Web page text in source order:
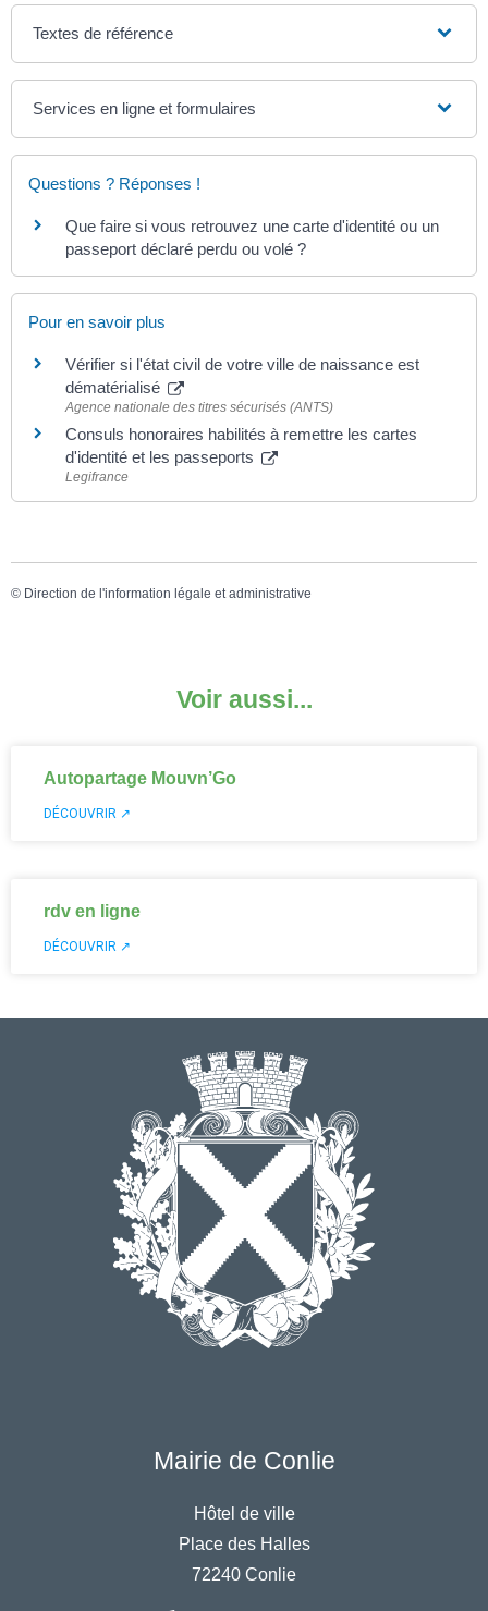
Textes de référence
Services en ligne et formulaires
Questions ? Réponses !
Que faire si vous retrouvez une carte d'identité ou un
passeport déclaré perdu ou volé ?
Pour en savoir plus
Vérifier si l'état civil de votre ville de naissance est
dématérialisé
Agence nationale des titres sécurisés (ANTS)
Consuls honoraires habilités à remettre les cartes
d'identité et les passeports
Legifrance
© Direction de l'information légale et administrative
Voir aussi...
Autopartage Mouvn’Go
DÉCOUVRIR ↗
rdv en ligne
DÉCOUVRIR ↗
Mairie de Conlie
Hôtel de ville
Place des Halles
72240 Conlie